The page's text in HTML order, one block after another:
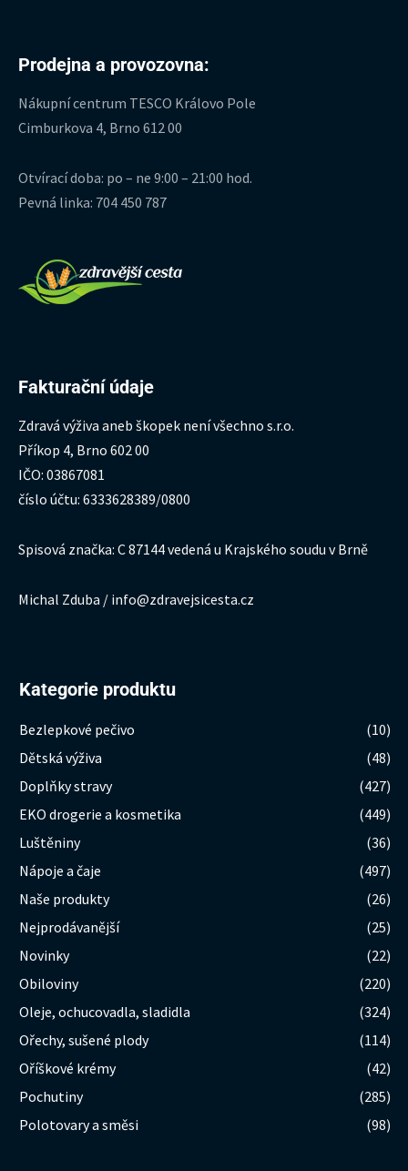
Prodejna a provozovna:
Nákupní centrum TESCO Královo Pole
Cimburkova 4, Brno 612 00
Otvírací doba: po – ne 9:00 – 21:00 hod.
Pevná linka: 704 450 787
Fakturační údaje
Zdravá výživa aneb škopek není všechno s.r.o.
Příkop 4, Brno 602 00
IČO: 03867081
číslo účtu: 6333628389/0800
Spisová značka: C 87144 vedená u Krajského soudu v Brně
Michal Zduba / info@zdravejsicesta.cz
Kategorie produktu
Bezlepkové pečivo
(10)
Dětská výživa
(48)
Doplňky stravy
(427)
EKO drogerie a kosmetika
(449)
Luštěniny
(36)
Nápoje a čaje
(497)
Naše produkty
(26)
Nejprodávanější
(25)
Novinky
(22)
Obiloviny
(220)
Oleje, ochucovadla, sladidla
(324)
Ořechy, sušené plody
(114)
Oříškové krémy
(42)
Pochutiny
(285)
Polotovary a směsi
(98)